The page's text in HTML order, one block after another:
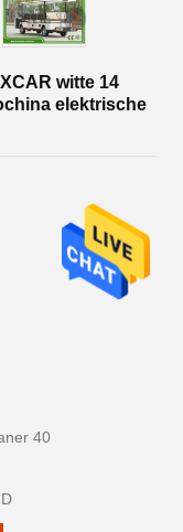
witte 14
elektrische
40